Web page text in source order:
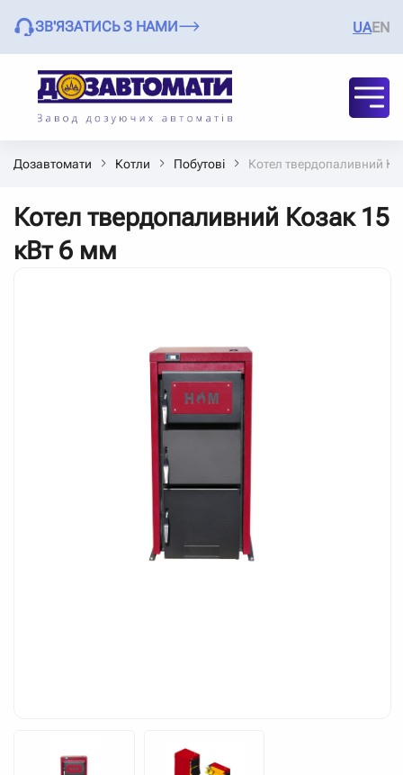
ЗВ'ЯЗАТИСЬ З НАМИ UAEN
Дозавтомати Котли Побутові Котел твердопаливний
Котел твердопаливний Козак 15
кВт 6 мм